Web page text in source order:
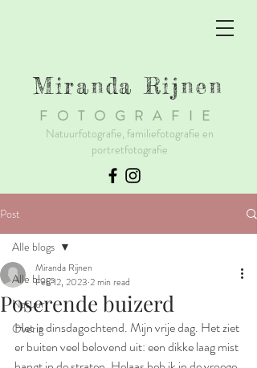
Miranda Rijnen
F OTOGRAFIE
Natuurfotografie, familiefotografie en
portretfotografie
Post
Alle blogs
Natuur
Overig
Alle blogs
Poserende buizerd
Miranda Rijnen
Feb 12, 2023 2 min read
Het is dinsdagochtend. Mijn vrije dag. Het ziet
er buiten veel belovend uit: een dikke laag mist